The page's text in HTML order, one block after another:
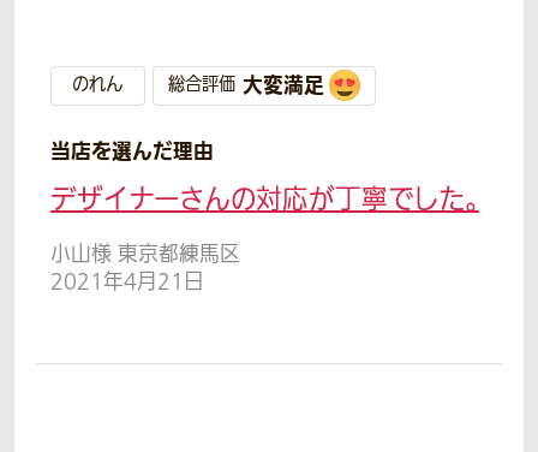
のれん 総合評価 大変満足
当店を選んだ理由
デザイナーさんの対応が丁寧でした。
小山様 東京都練馬区
2021年4月21日